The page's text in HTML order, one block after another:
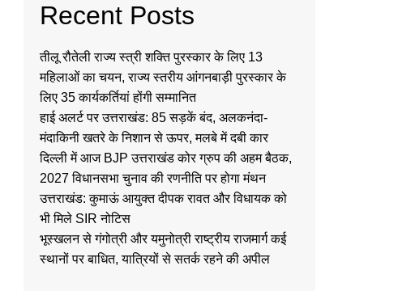
Recent Posts
तीलू रौतेली राज्य स्त्री शक्ति पुरस्कार के लिए 13
महिलाओं का चयन, राज्य स्तरीय आंगनबाड़ी पुरस्कार के
लिए 35 कार्यकर्तियां होंगी सम्मानित
हाई अलर्ट पर उत्तराखंड: 85 सड़कें बंद, अलकनंदा-
मंदाकिनी खतरे के निशान से ऊपर, मलबे में दबी कार
दिल्ली में आज BJP उत्तराखंड कोर ग्रुप की अहम बैठक,
2027 विधानसभा चुनाव की रणनीति पर होगा मंथन
उत्तराखंड: कुमाऊं आयुक्त दीपक रावत और विधायक को
भी मिले SIR नोटिस
भूस्खलन से गंगोत्री और यमुनोत्री राष्ट्रीय राजमार्ग कई
स्थानों पर बाधित, यात्रियों से सतर्क रहने की अपील